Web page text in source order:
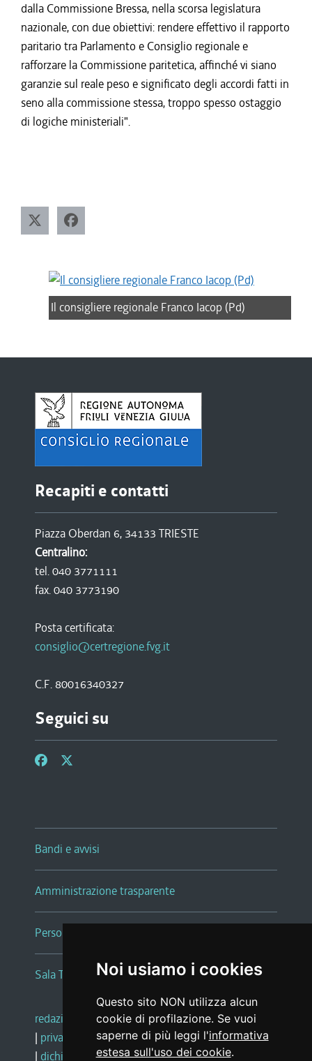
Noi usiamo i cookies
Questo sito NON utilizza alcun
cookie di profilazione. Se vuoi
saperne di più leggi l'informativa
estesa sull'uso dei cookie.
dalla Commissione Bressa, nella scorsa legislatura
nazionale, con due obiettivi: rendere effettivo il rapporto
paritario tra Parlamento e Consiglio regionale e
rafforzare la Commissione paritetica, affinché vi siano
garanzie sul reale peso e significato degli accordi fatti in
seno alla commissione stessa, troppo spesso ostaggio
di logiche ministeriali".
Il consigliere regionale Franco Iacop (Pd)
Recapiti e contatti
Piazza Oberdan 6, 34133 TRIESTE
Centralino:
tel. 040 3771111
fax. 040 3773190
Posta certificata:
consiglio@certregione.fvg.it
C.F. 80016340327
Seguici su
Bandi e avvisi
Amministrazione trasparente
Persone e Uffici
Sala Tiziano Tessitori
redazione web |note legali |glossario
| privacy
social media policy
| dichiarazione di accessibilità |feedback